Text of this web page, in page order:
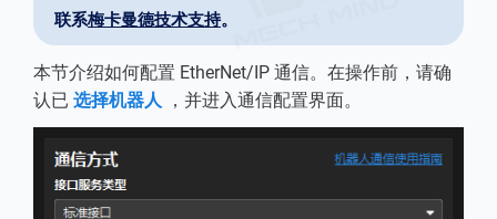
联系梅卡曼德技术支持。
本节介绍如何配置 EtherNet/IP 通信。在操作前，请确
认已 选择机器人 ，并进入通信配置界面。